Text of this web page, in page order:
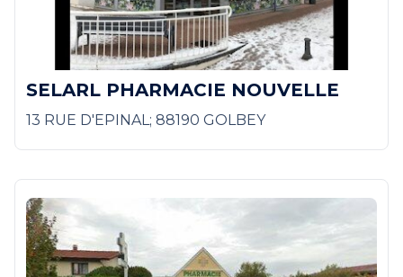
SELARL PHARMACIE NOUVELLE
13 RUE D'EPINAL; 88190 GOLBEY